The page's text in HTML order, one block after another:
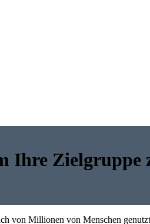
Ihre Zielgruppe
von Millionen von Menschen